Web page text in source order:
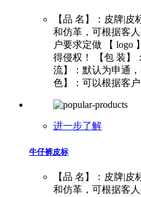
【品 名】：皮牌|
和仿革，可根据客
户要求定做 【 logo
得侵权！ 【包 装】
流】：默认为申通
色】：可以根据客
进一步了解
牛仔裤皮标
【品 名】：皮牌|
和仿革，可根据客